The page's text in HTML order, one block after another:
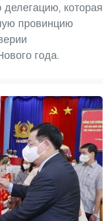
которая
провинцию
года.